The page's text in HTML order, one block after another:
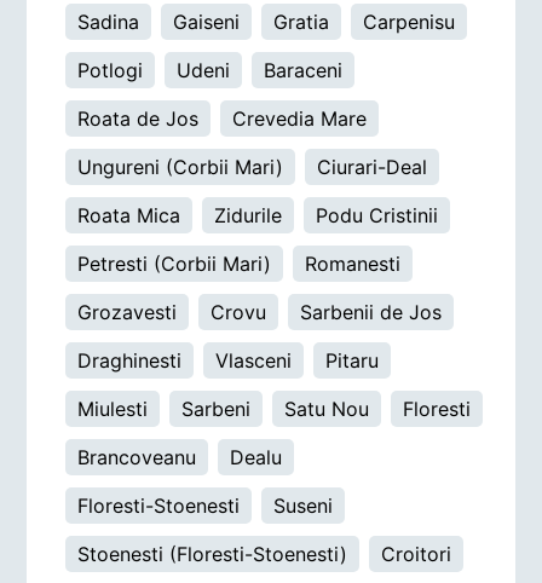
Sadina
Gaiseni Gratia
Carpenisu
Potlogi
Udeni
Baraceni
Roata de Jos
Crevedia Mare
Ungureni (Corbii Mari)
Ciurari-Deal
Roata Mica
Zidurile
Podu Cristinii
Petresti (Corbii Mari)
Romanesti
Grozavesti
Crovu
Sarbenii de Jos
Draghinesti
Vlasceni
Pitaru
Miulesti
Sarbeni Satu Nou
Floresti
Brancoveanu
Dealu
Floresti-Stoenesti
Suseni
Stoenesti (Floresti-Stoenesti)
Croitori